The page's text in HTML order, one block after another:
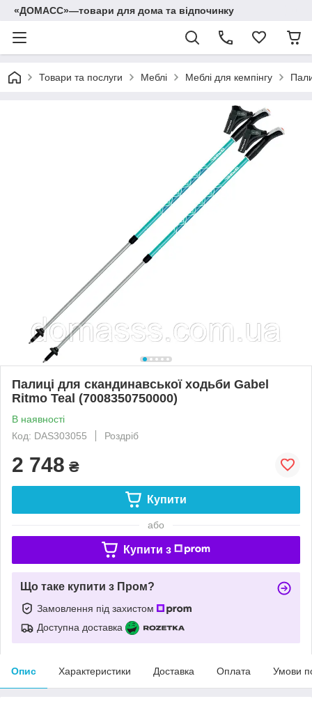
«ДОМАСС»—товари для дома та відпочинку
Товари та послуги Меблі Меблі для кемпінгу
Палиці для скандинавської ходьби Gabel
Ritmo Teal (7008350750000)
В наявності
Код: DAS303055
Роздріб
2 748 ₴
Купити
або
Купити з
Що таке купити з Пром?
Замовлення під захистом
Доступна доставка
Опис Характеристики Доставка Оплата Умови